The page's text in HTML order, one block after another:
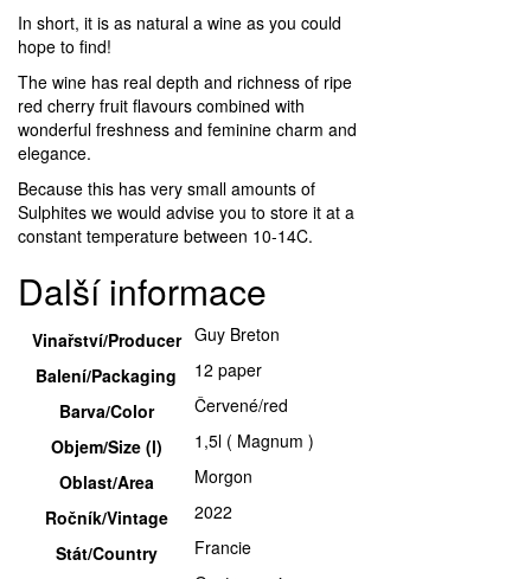
In short, it is as natural a wine as you could
hope to find!
The wine has real depth and richness of ripe
red cherry fruit flavours combined with
wonderful freshness and feminine charm and
elegance.
Because this has very small amounts of
Sulphites we would advise you to store it at a
constant temperature between 10-14C.
Další informace
Vinařství/Producer Guy Breton
Balení/Packaging
12 paper
Barva/Color
Červené/red
Objem/Size (l)
1,5l ( Magnum )
Oblast/Area
Morgon
Ročník/Vintage
2022
Stát/Country
Francie